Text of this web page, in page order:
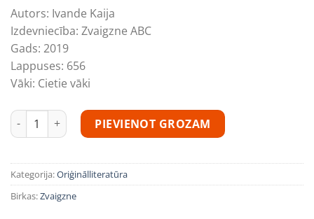
Autors: Ivande Kaija
Izdevniecība: Zvaigzne ABC
Gads: 2019
Lappuses: 656
Vāki: Cietie vāki
Iedzimtais grēks daudzumsPIEVIENOT GROZAM
Kategorija:Oriģinālliteratūra
Birkas:Zvaigzne